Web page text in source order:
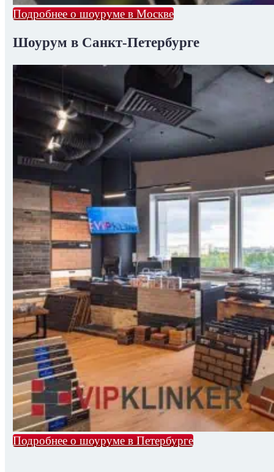
Подробнее о шоуруме в Москве
Шоурум в Санкт-Петербурге
Подробнее о шоуруме в Петербурге